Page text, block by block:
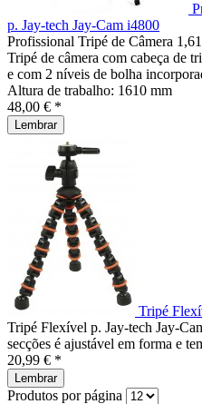
p. Jay-tech Jay-Cam i4800
Profissional Tripé de Câmera
Tripé de câmera com cabeça de
e com 2 níveis de bolha
Altura de trabalho: 1610 mm
48,00 € *
Lembrar
Tripé
Tripé Flexível p. Jay-tech Jay-
secções é ajustável em forma e
20,99 € *
Lembrar
Produtos por página